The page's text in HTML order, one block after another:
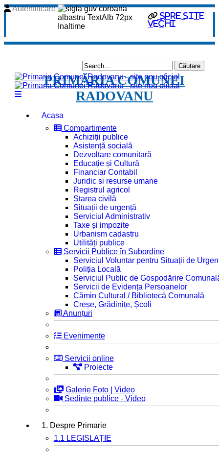
Spre site
vechi
Autentificare
PRIMĂRIA COMUNEI
RADOVANU
Acasa
Compartimente
Achiziții publice
Asistență socială
Dezvoltare comunitară
Educație și Cultură
Financiar Contabil
Juridic si resurse umane
Registrul agricol
Starea civilă
Situații de urgență
Serviciul Administrativ
Taxe și impozite
Urbanism cadastru
Utilități publice
Servicii Publice în Subordine
Serviciul Voluntar pentru Situații de
Poliția Locală
Serviciul Public de Gospodărire
Servicii de Evidența Persoanelor
Cămin Cultural / Bibliotecă Comunală
Creșe, Grădinițe, Școli
Anunțuri
Evenimente
Servicii online
Proiecte
Galerie Foto | Video
Sedinte publice - Video
1. Despre Primarie
1.1 LEGISLAȚIE